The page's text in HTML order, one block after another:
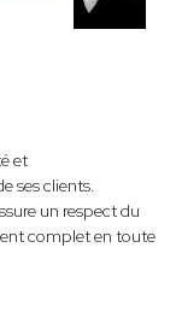
et
ses clients.
un respect du
complet en toute